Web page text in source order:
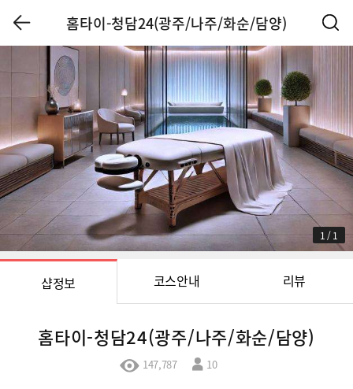
홈타이-청담24(광주/나주/화순/담양)
1 /1
샵정보 코스안내 리뷰
홈타이-청담24(광주/나주/화순/담양)
147,787 10